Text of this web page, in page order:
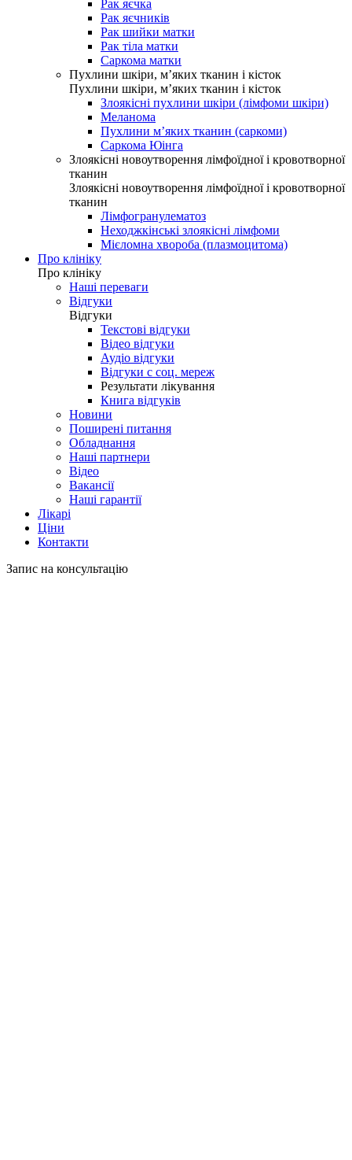
Рак яєчка
Рак яєчників
Рак шийки матки
Рак тіла матки
Саркома матки
Пухлини шкіри, м’яких тканин і кісток
Пухлини шкіри, м’яких тканин і кісток
Злоякісні пухлини шкіри (лімфоми шкіри)
Меланома
Пухлини м’яких тканин (саркоми)
Саркома Юінга
Злоякісні новоутворення лімфоїдної і кровотворної
тканин
Злоякісні новоутворення лімфоїдної і кровотворної
тканин
Лімфогранулематоз
Неходжкінські злоякісні лімфоми
Мієломна хвороба (плазмоцитома)
Про клініку
Про клініку
Наші переваги
Відгуки
Відгуки
Текстові відгуки
Відео відгуки
Аудіо відгуки
Відгуки с соц. мереж
Результати лікування
Книга відгуків
Новини
Поширені питання
Обладнання
Наші партнери
Відео
Вакансії
Наші гарантії
Лікарі
Ціни
Контакти
Запис на консультацію